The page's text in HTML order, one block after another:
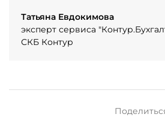
Татьяна Евдокимова
эксперт сервиса
СКБ Контур